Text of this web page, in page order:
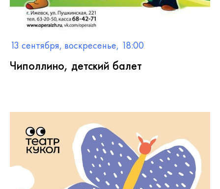
13 сентября, воскресенье, 18:00
Чиполлино, детский балет